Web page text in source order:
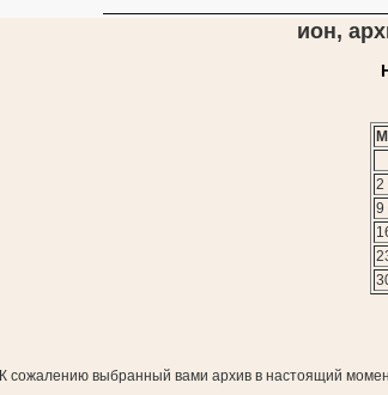
ион,
2
9
К сожалению выбранный вами архив в настоящий